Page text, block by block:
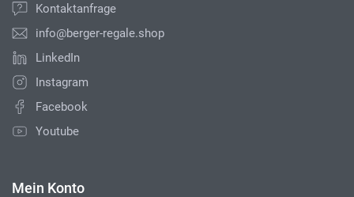
Kontaktanfrage
info@berger-regale.shop
LinkedIn
Instagram
Facebook
Youtube
Mein Konto